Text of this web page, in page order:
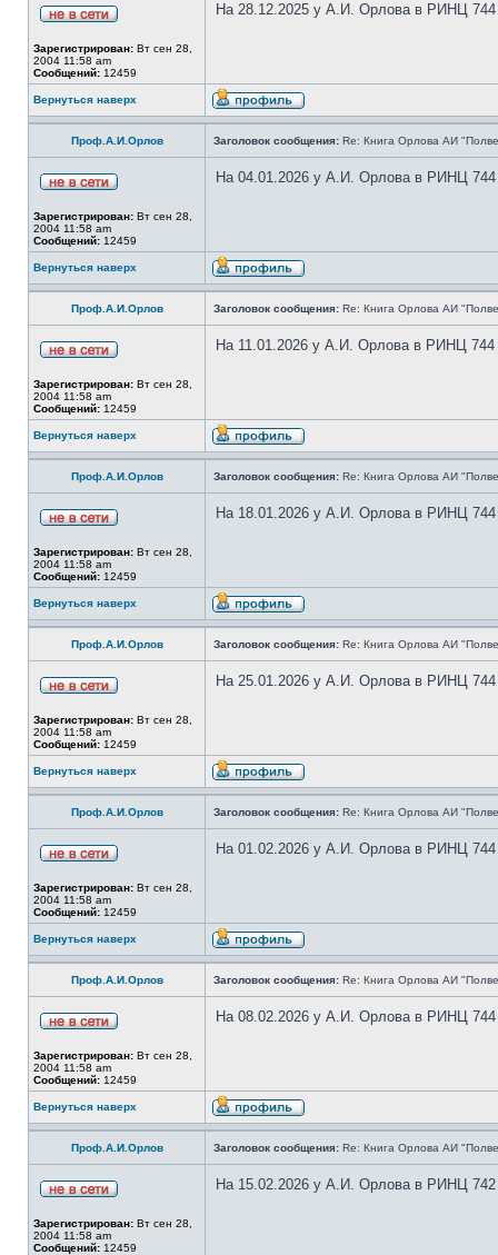
Зарегистрирован: Вт сен 28,
2004 11:58 am
Сообщений: 12459
На 28.12.2025 у А.И. Орлова в РИНЦ 744
Вернуться наверх
Проф.А.И.Орлов Заголовок сообщения: Re: Книга Орлова АИ
Зарегистрирован: Вт сен 28,
2004 11:58 am
Сообщений: 12459
На 04.01.2026 у А.И. Орлова в РИНЦ 744
Вернуться наверх
Проф.А.И.Орлов Заголовок сообщения: Re: Книга Орлова АИ
Зарегистрирован: Вт сен 28,
2004 11:58 am
Сообщений: 12459
На 11.01.2026 у А.И. Орлова в РИНЦ 744
Вернуться наверх
Проф.А.И.Орлов Заголовок сообщения: Re: Книга Орлова АИ
Зарегистрирован: Вт сен 28,
2004 11:58 am
Сообщений: 12459
На 18.01.2026 у А.И. Орлова в РИНЦ 744
Вернуться наверх
Проф.А.И.Орлов Заголовок сообщения: Re: Книга Орлова АИ
Зарегистрирован: Вт сен 28,
2004 11:58 am
Сообщений: 12459
На 25.01.2026 у А.И. Орлова в РИНЦ 744
Вернуться наверх
Проф.А.И.Орлов Заголовок сообщения: Re: Книга Орлова АИ
Зарегистрирован: Вт сен 28,
2004 11:58 am
Сообщений: 12459
На 01.02.2026 у А.И. Орлова в РИНЦ 744
Вернуться наверх
Проф.А.И.Орлов Заголовок сообщения: Re: Книга Орлова АИ
Зарегистрирован: Вт сен 28,
2004 11:58 am
Сообщений: 12459
На 08.02.2026 у А.И. Орлова в РИНЦ 744
Вернуться наверх
Проф.А.И.Орлов Заголовок сообщения: Re: Книга Орлова АИ
Зарегистрирован: Вт сен 28,
2004 11:58 am
Сообщений: 12459
На 15.02.2026 у А.И. Орлова в РИНЦ 742